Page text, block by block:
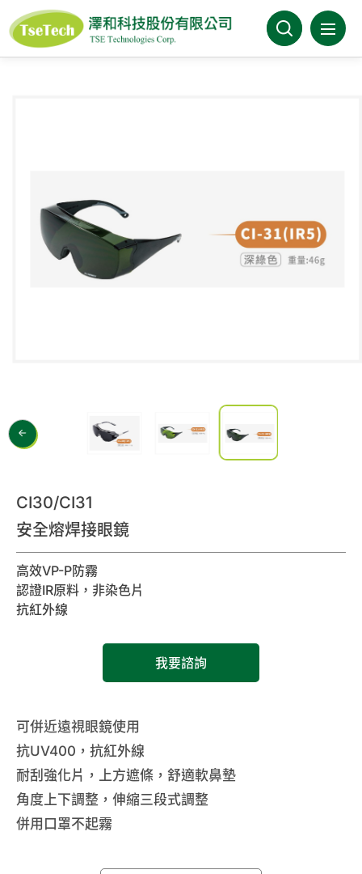
澤和科技有限公司
代理品牌
聯絡我們
CI30/CI31
安全熔焊接眼鏡
高效VP-P防霧
認證IR原料，非染色片
抗紅外線
我要諮詢
可併近遠視眼鏡使用
抗UV400，抗紅外線
耐刮強化片，上方遮條，舒適軟鼻墊
角度上下調整，伸縮三段式調整
併用口罩不起霧